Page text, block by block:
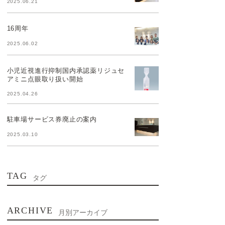
16周年
2025.06.02
小児近視進行抑制国内承認薬リジュセ
アミニ点眼取り扱い開始
2025.04.26
駐車場サービス券廃止の案内
2025.03.10
TAG タグ
ARCHIVE 月別アーカイブ